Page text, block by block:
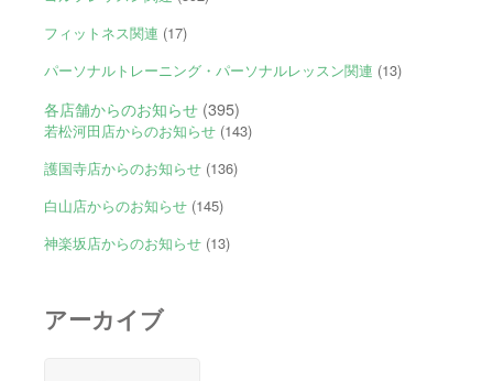
フィットネス関連 (17)
パーソナルトレーニング・パーソナルレッスン関連 (13)
各店舗からのお知らせ(395)
若松河田店からのお知らせ(143)
護国寺店からのお知らせ(136)
白山店からのお知らせ(145)
神楽坂店からのお知らせ(13)
アーカイブ